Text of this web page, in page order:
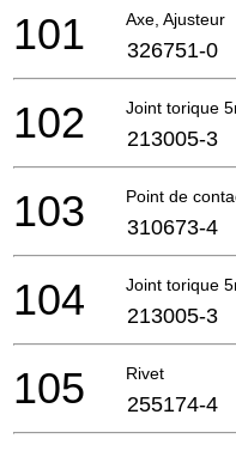
Axe, Ajusteur
101 326751-0
Joint torique
102 213005-3
Point de
103 310673-4
Joint torique
104 213005-3
Rivet
105 255174-4